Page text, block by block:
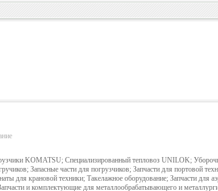
KOMATSU; Специализированный тепловоз UNILOK;
Запасные части для погрузчиков; Запчасти для портовой
для крановой техники; Такелажное оборудование; Запчасти для
и комплектующие для металлообрабатывающего и